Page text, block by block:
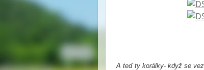
A teď ty korálky- když se